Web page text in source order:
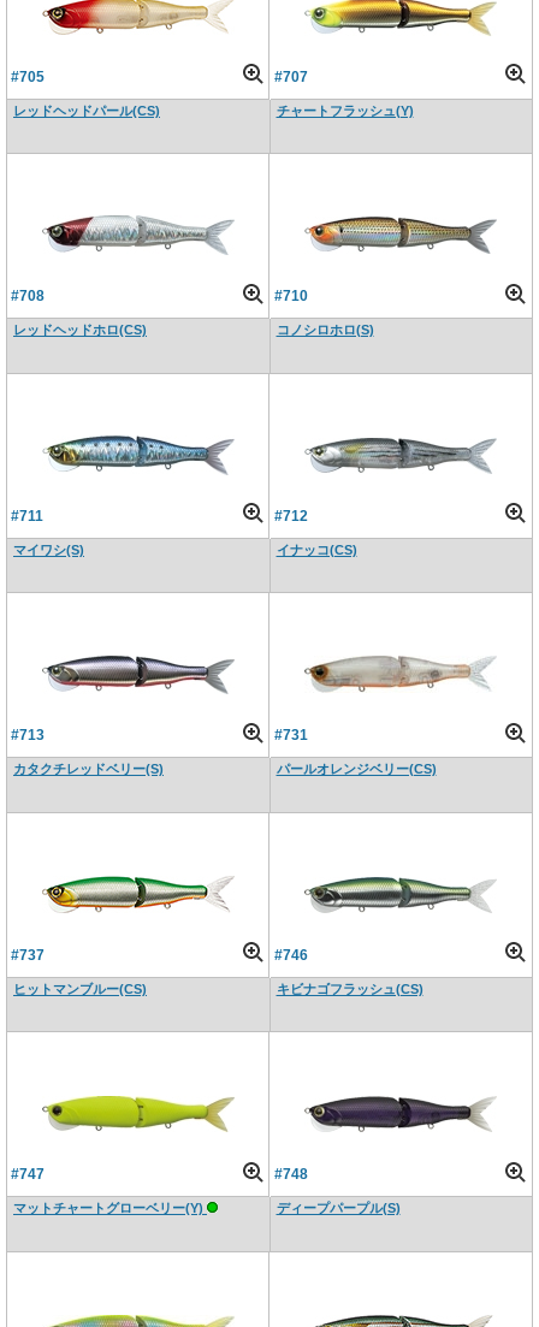
#705
レッドヘッドパール(CS)
#707
チャートフラッシュ(Y)
#708
レッドヘッドホロ(CS)
#710
コノシロホロ(S)
#711
マイワシ(S)
#712
イナッコ(CS)
#713
カタクチレッドベリー(S)
#731
パールオレンジベリー(CS)
#737
ヒットマンブルー(CS)
#746
キビナゴフラッシュ(CS)
#747
マットチャートグローベリー(Y)
#748
ディープパープル(S)